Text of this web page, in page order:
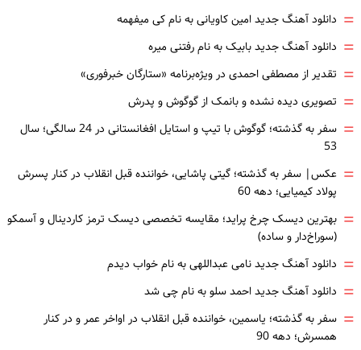
= دانلود آهنگ جدید امین کاویانی به نام کی میفهمه
= دانلود آهنگ جدید بابیک به نام رفتنی میره
= تقدیر از مصطفی احمدی در ویژه‌برنامه «ستارگان خبرفوری»
= تصویری دیده نشده و بانمک از گوگوش و پدرش
=
سفر به گذشته؛ گوگوش با تیپ و استایل افغانستانی در 24 سالگی؛ سال
53
= عکس| سفر به گذشته؛ گیتی پاشایی، خواننده قبل انقلاب در کنار پسرش
پولاد کیمیایی؛ دهه 60
= بهترین دیسک چرخ پراید؛ مقایسه تخصصی دیسک ترمز کاردینال و آسمکو
(سوراخ‌دار و ساده)
= دانلود آهنگ جدید نامی عبداللهی به نام خواب دیدم
= دانلود آهنگ جدید احمد سلو به نام چی شد
= سفر به گذشته؛ یاسمین، خواننده قبل انقلاب در اواخر عمر و در کنار
همسرش؛ دهه 90